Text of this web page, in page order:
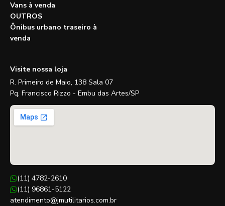
Vans à venda
OUTROS
Ônibus urbano traseiro à
venda
Visite nossa loja
R. Primeiro de Maio, 138 Sala 07
Pq. Francisco Rizzo - Embu das Artes/SP
(11) 4782-2610
(11) 96861-5122
atendimento@jmutilitarios.com.br